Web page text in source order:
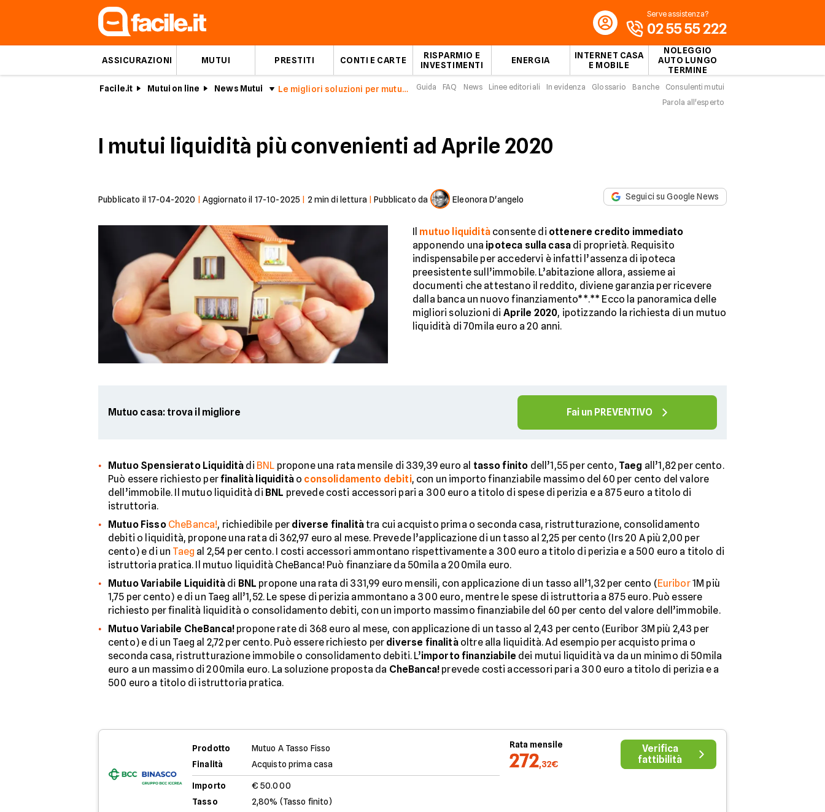
ASSICURAZIONI MUTUI PRESTITI CONTI E CARTE
RISPARMIO E
INVESTIMENTI
ENERGIA
INTERNET CASA
E MOBILE
NOLEGGIO
AUTO LUNGO
TERMINE
Serve assistenza?
02 55 55 222
Facile.it Mutui on line News Mutui Le migliori soluzioni per mutuo liquidità di Aprile 2020 Guida FAQ News Linee editoriali In evidenza Glossario Banche
Consulenti mutui
Parola all'esperto
I mutui liquidità più convenienti ad Aprile 2020
Pubblicato il 17-04-2020 Aggiornato il 17-10-2025 2 min di lettura |Pubblicato da Eleonora D'angelo Seguici su Google News
Il mutuo liquiditàconsente di ottenere credito immediato
apponendo una ipoteca sulla casa di proprietà. Requisito
indispensabile per accedervi è infatti l’assenza di ipoteca
preesistente sull’immobile. L’abitazione allora, assieme ai
documenti che attestano il reddito, diviene garanzia per ricevere
dalla banca un nuovo finanziamento**.** Ecco la panoramica delle
migliori soluzioni di Aprile 2020, ipotizzando la richiesta di un mutuo
liquidità di 70mila euro a 20 anni.
Mutuo casa: trova il migliore Fai un PREVENTIVO
Mutuo Spensierato Liquidità di BNL propone una rata mensile di 339,39 euro al tasso finito dell’1,55 per cento, Taeg all’1,82 per cento.
Può essere richiesto perfinalità liquiditào consolidamento debiti, con un importo finanziabile massimo del 60 per cento del valore
dell’immobile. Il mutuo liquidità di BNL prevede costi accessori pari a 300 euro a titolo di spese di perizia e a 875 euro a titolo di
istruttoria.
Mutuo Fisso CheBanca!, richiedibile per diverse finalitàtra cui acquisto prima o seconda casa, ristrutturazione, consolidamento
debiti o liquidità, propone una rata di 362,97 euro al mese. Prevede l’applicazione di un tasso al 2,25 per cento (Irs 20 A più 2,00 per
cento) e di un Taeg al 2,54 per cento. I costi accessori ammontano rispettivamente a 300 euro a titolo di perizia e a 500 euro a titolo di
istruttoria pratica. Il mutuo liquidità CheBanca! Può finanziare da 50mila a 200mila euro.
Mutuo Variabile Liquidità di BNL propone una rata di 331,99 euro mensili, con applicazione di un tasso all’1,32 per cento (Euribor1M più
1,75 per cento) e di un Taeg all’1,52. Le spese di perizia ammontano a 300 euro, mentre le spese di istruttoria a 875 euro. Può essere
richiesto per finalità liquidità o consolidamento debiti, con un importo massimo finanziabile del 60 per cento del valore dell’immobile.
Mutuo Variabile CheBanca! propone rate di 368 euro al mese, con applicazione di un tasso al 2,43 per cento (Euribor 3M più 2,43 per
cento) e di un Taeg al 2,72 per cento. Può essere richiesto per diverse finalitàoltre alla liquidità. Ad esempio per acquisto prima o
seconda casa, ristrutturazione immobile o consolidamento debiti. L’importo finanziabile dei mutui liquidità va da un minimo di 50mila
euro a un massimo di 200mila euro. La soluzione proposta da CheBanca! prevede costi accessori pari a 300 euro a titolo di perizia e a
500 euro a titolo di istruttoria pratica.
Prodotto
Mutuo A Tasso Fisso
Finalità
Acquisto prima casa
Importo
€ 50.000
Tasso
2,80% (Tasso finito)
Rata mensile
272,32€
Verifica
fattibilità